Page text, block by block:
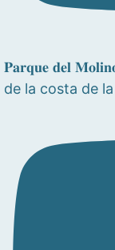
𝐏𝐚𝐫𝐪𝐮𝐞 𝐝𝐞𝐥
de la costa de